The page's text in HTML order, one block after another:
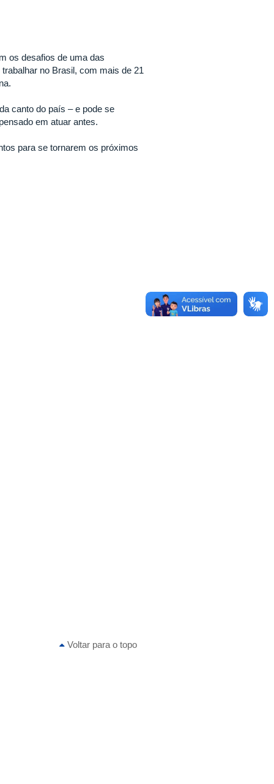
os desafios de uma das
no Brasil, com mais de 21
canto do país – e pode se
em atuar antes.
para se tornarem os próximos
Voltar para o topo